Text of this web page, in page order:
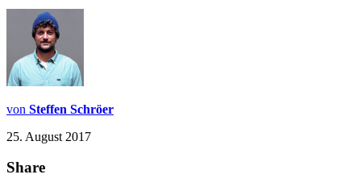
von Steffen Schröer
25. August 2017
Share